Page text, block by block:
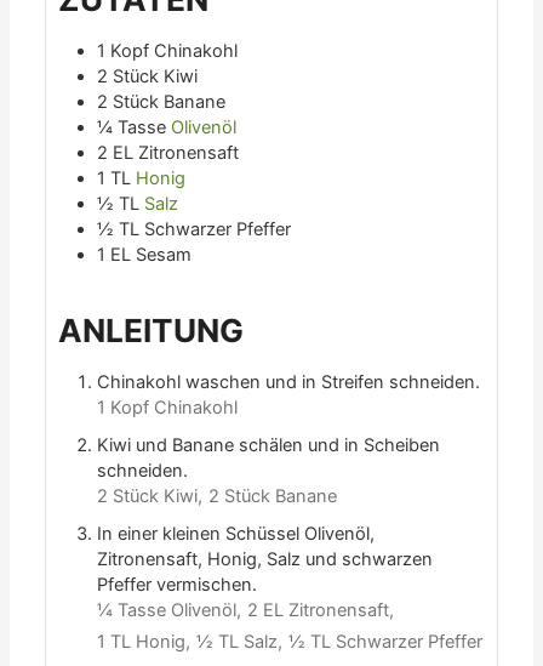
1 Kopf Chinakohl
2 Stück Kiwi
2 Stück Banane
¼ Tasse Olivenöl
2 EL Zitronensaft
1 TL Honig
½ TL Salz
½ TL Schwarzer Pfeffer
1 EL Sesam
ANLEITUNG
Chinakohl waschen und in Streifen schneiden.
1 Kopf Chinakohl
Kiwi und Banane schälen und in Scheiben
schneiden.
2 Stück Kiwi, 2 Stück Banane
In einer kleinen Schüssel Olivenöl,
Zitronensaft, Honig, Salz und schwarzen
Pfeffer vermischen.
¼ Tasse Olivenöl, 2 EL Zitronensaft,
1 TL Honig, ½ TL Salz, ½ TL Schwarzer Pfeffer